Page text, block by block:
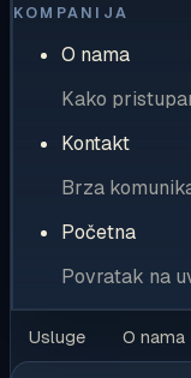
KOMPANIJA
O nama
Kako
Kontakt
Brza
Početna
Povratak na
Usluge O nama